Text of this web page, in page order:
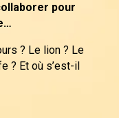
pour
? Le lion ? Le
? Et où s’est-il